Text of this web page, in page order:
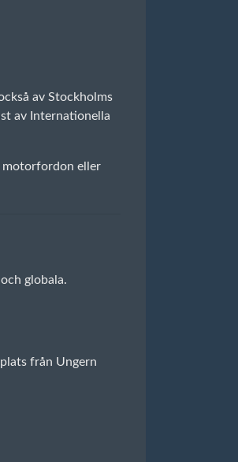
av Stockholms
av Internationella
motorfordon eller
globala.
från Ungern